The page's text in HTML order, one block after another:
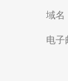
域名
电子